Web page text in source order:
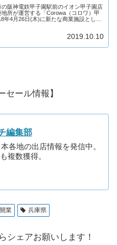
の阪神電鉄甲子園駅前のイオン甲子園店
所が運営する「Corowa（コロワ）甲
年4月26日(木)に新たな商業施設として
2019.10.10
セール情報】
編集部
各地の出店情報を発信中。
複数獲得。
業 兵庫県
シェアお願いします！